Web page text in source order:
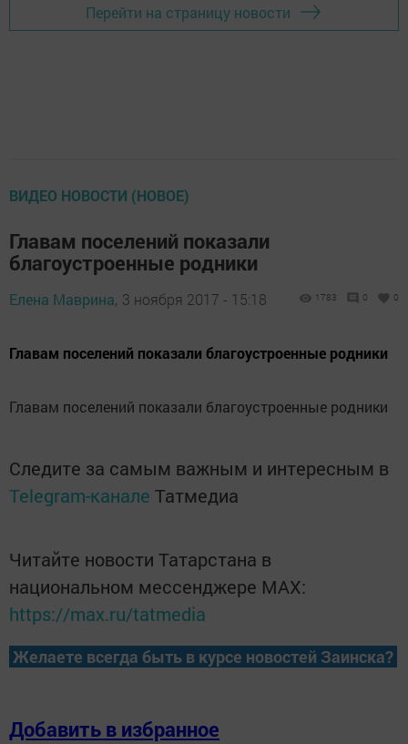
Перейти на страницу новости
ВИДЕО НОВОСТИ (НОВОЕ)
Главам поселений показали
благоустроенные родники
Елена Маврина, 3 ноября 2017 - 15:18 1783 0 0
Главам поселений показали благоустроенные родники
Главам поселений показали благоустроенные родники
Следите за самым важным и интересным в
Telegram-канале Татмедиа
Читайте новости Татарстана в
национальном мессенджере MАХ:
https://max.ru/tatmedia
Желаете всегда быть в курсе новостей Заинска?
Добавить в избранное